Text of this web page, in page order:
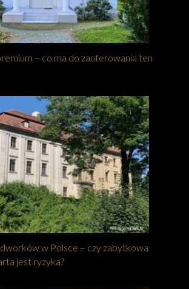
– co ma do zaoferowania ten
dworków w Polsce – czy zabytkowa
jest ryzyka?